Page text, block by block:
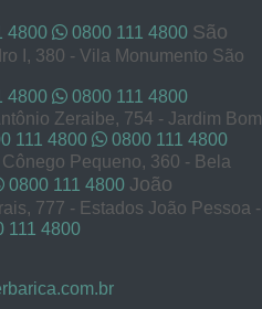
4800 0800 111 4800 São
I, 380 - Vila Monumento São
4800 0800 111 4800
Zeraibe, 754 - Jardim Bom
111 4800 0800 111 4800
Cônego Pequeno, 360 - Bela
0800 111 4800 João
777 - Estados João Pessoa -
111 4800